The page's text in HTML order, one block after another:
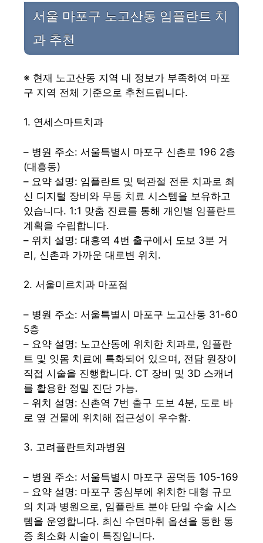
서울 마포구 노고산동 임플란트 치
과 추천
※ 현재 노고산동 지역 내 정보가 부족하여 마포
구 지역 전체 기준으로 추천드립니다.
1. 연세스마트치과
– 병원 주소: 서울특별시 마포구 신촌로 196 2층
(대흥동)
– 요약 설명: 임플란트 및 턱관절 전문 치과로 최
신 디지털 장비와 무통 치료 시스템을 보유하고
있습니다. 1:1 맞춤 진료를 통해 개인별 임플란트
계획을 수립합니다.
– 위치 설명: 대흥역 4번 출구에서 도보 3분 거
리, 신촌과 가까운 대로변 위치.
2. 서울미르치과 마포점
– 병원 주소: 서울특별시 마포구 노고산동 31-60
5층
– 요약 설명: 노고산동에 위치한 치과로, 임플란
트 및 잇몸 치료에 특화되어 있으며, 전담 원장이
직접 시술을 진행합니다. CT 장비 및 3D 스캐너
를 활용한 정밀 진단 가능.
– 위치 설명: 신촌역 7번 출구 도보 4분, 도로 바
로 옆 건물에 위치해 접근성이 우수함.
3. 고려플란트치과병원
– 병원 주소: 서울특별시 마포구 공덕동 105-169
– 요약 설명: 마포구 중심부에 위치한 대형 규모
의 치과 병원으로, 임플란트 분야 단일 수술 시스
템을 운영합니다. 최신 수면마취 옵션을 통한 통
증 최소화 시술이 특징입니다.